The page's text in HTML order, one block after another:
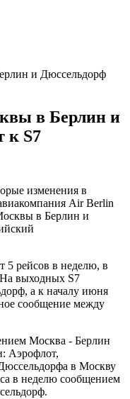
и Дюссельдорф
в Берлин и
к S7
изменения в
Air Berlin
в Берлин и
5 рейсов в неделю, в
выходных S7
а к началу июня
сообщение между
Москва - Берлин
Аэрофлот,
в Москву
в неделю сообщением